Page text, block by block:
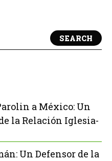
SEARCH
a México: Un
la Relación Iglesia-
Un Defensor de la